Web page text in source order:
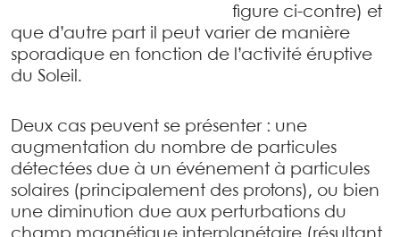
figure ci-contre) et
que d’autre part il peut varier de manière
sporadique en fonction de l’activité éruptive
du Soleil.
Deux cas peuvent se présenter : une
augmentation du nombre de particules
détectées due à un événement à particules
solaires (principalement des protons), ou bien
une diminution due aux perturbations du